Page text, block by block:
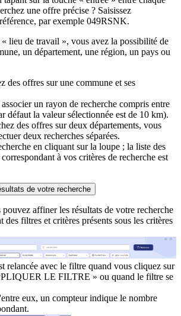
une offre précise ? Saisissez
par exemple 049RSNK.
lieu de travail », vous avez la possibilité de
un département, une région, un pays ou
des offres sur une commune et ses
un rayon de recherche compris entre
défaut la valeur sélectionnée est de 10 km).
des offres sur deux départements, vous
deux recherches séparées.
en cliquant sur la loupe ; la liste des
à vos critères de recherche est
de votre recherche
affiner les résultats de votre recherche
des filtres et critères présents sous les critères
relancée avec le filtre quand vous cliquez sur
LE FILTRE » ou quand le filtre se
eux, un compteur indique le nombre